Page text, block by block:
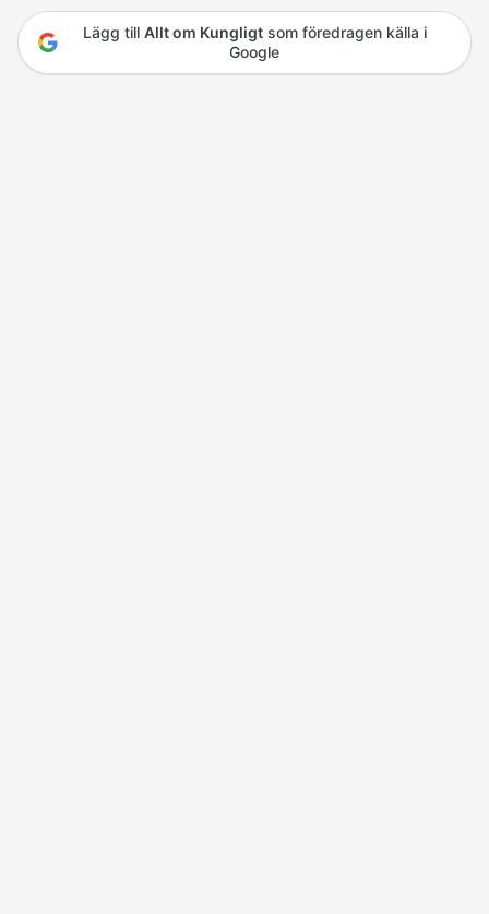
Lägg till Allt om Kungligtsom föredragen källa i
Google